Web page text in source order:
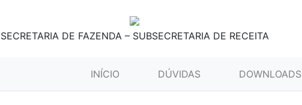
SECRETARIA DE FAZENDA – SUBSECRETARIA DE RECEITA
INÍCIO (CURRENT)DÚVIDAS DOWNLOADS